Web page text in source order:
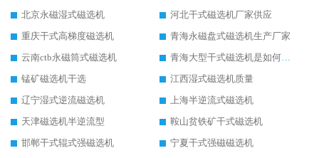
北京永磁湿式磁选机
河北干式磁选机厂家供应
重庆干式高梯度磁选机
青海永磁盘式磁选机生产厂家
云南ctb永磁筒式磁选机
青海大型干式磁选机是如何选矿的
锰矿磁选机干选
江西湿式磁选机质量
辽宁湿式逆流磁选机
上海半逆流式磁选机
天津磁选机半逆流型
鞍山贫铁矿干式磁选机
邯郸干式辊式强磁选机
宁夏干式强磁磁选机